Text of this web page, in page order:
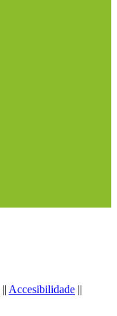
|| Accesibilidade ||